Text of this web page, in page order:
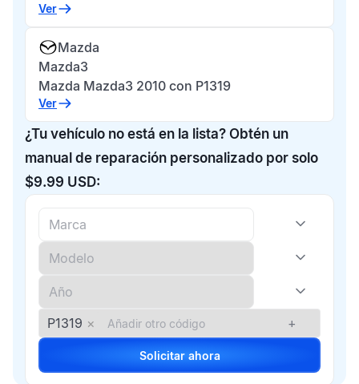
Ver
Mazda
Mazda3
Mazda Mazda3 2010 con P1319
Ver
¿Tu vehículo no está en la lista? Obtén un
manual de reparación personalizado por solo
$9.99 USD:
P1319 × +
Solicitar ahora